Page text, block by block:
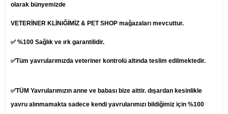
olarak bünyemizde
VETERİNER KLİNiĞİMİZ & PET SHOP mağazaları mevcuttur.
✅ %100 Sağlık ve ırk garantilidir.
✅Tüm yavrularımızda veteriner kontrolü altında teslim edilmektedir.
✅TÜM Yavrularımızın anne ve babası bize aittir. dışardan kesinlikle
yavru alınmamakta sadece kendi yavrularımızı bildiğimiz için %100